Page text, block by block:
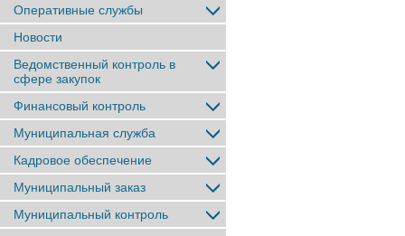
Оперативные службы
Новости
Ведомственный контроль в
сфере закупок
Финансовый контроль
Муниципальная служба
Кадровое обеспечение
Муниципальный заказ
Муниципальный контроль